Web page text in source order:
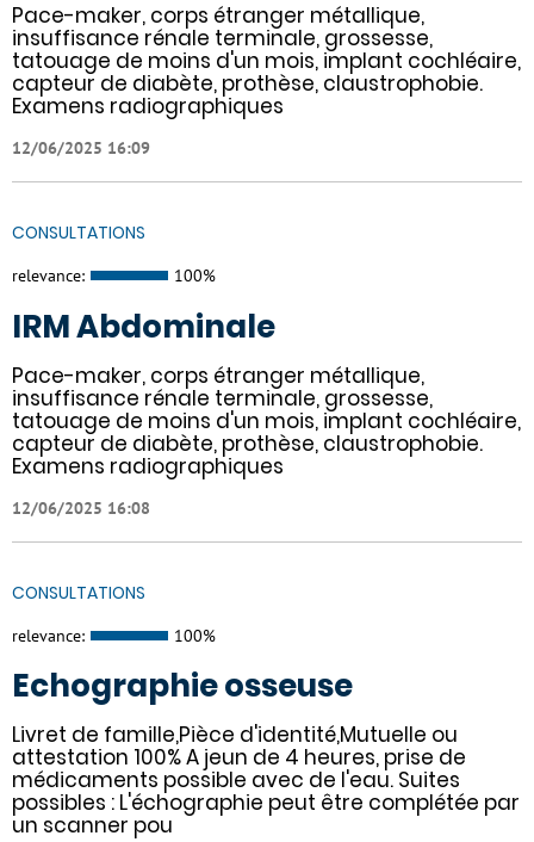
Pace-maker, corps étranger métallique,
insuffisance rénale terminale, grossesse,
tatouage de moins d'un mois, implant cochléaire,
capteur de diabète, prothèse, claustrophobie.
Examens radiographiques
12/06/2025 16:09
CONSULTATIONS
relevance: 100%
IRM Abdominale
Pace-maker, corps étranger métallique,
insuffisance rénale terminale, grossesse,
tatouage de moins d'un mois, implant cochléaire,
capteur de diabète, prothèse, claustrophobie.
Examens radiographiques
12/06/2025 16:08
CONSULTATIONS
relevance: 100%
Echographie osseuse
Livret de famille,Pièce d'identité,Mutuelle ou
attestation 100% A jeun de 4 heures, prise de
médicaments possible avec de l'eau. Suites
possibles : L'échographie peut être complétée par
un scanner pou